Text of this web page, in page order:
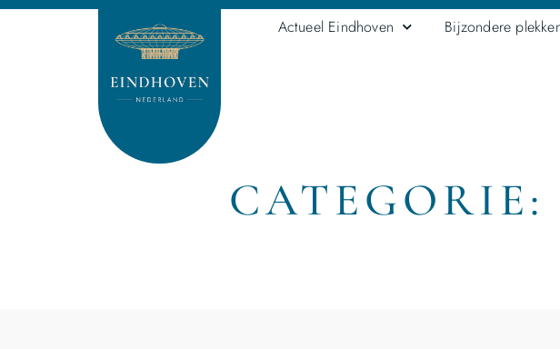
Actueel Eindhoven Bijzondere
CATEGORIE: